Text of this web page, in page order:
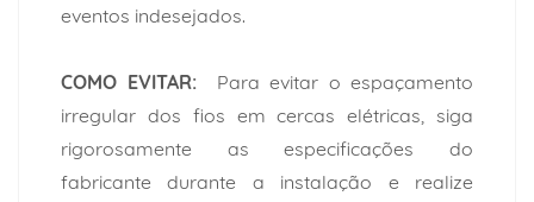
eventos indesejados.
COMO EVITAR: Para evitar o espaçamento
irregular dos fios em cercas elétricas, siga
rigorosamente as especificações do
fabricante durante a instalação e realize